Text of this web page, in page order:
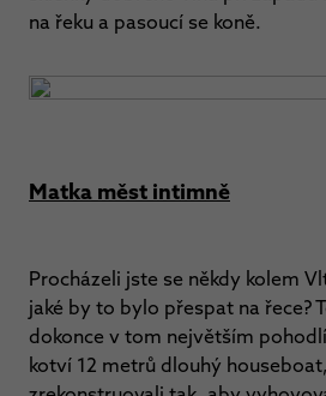
na řeku a pasoucí se koně.
Matka měst intimně
Procházeli jste se někdy kolem
jaké by to bylo přespat na řece?
dokonce v tom největším
kotví 12 metrů dlouhý